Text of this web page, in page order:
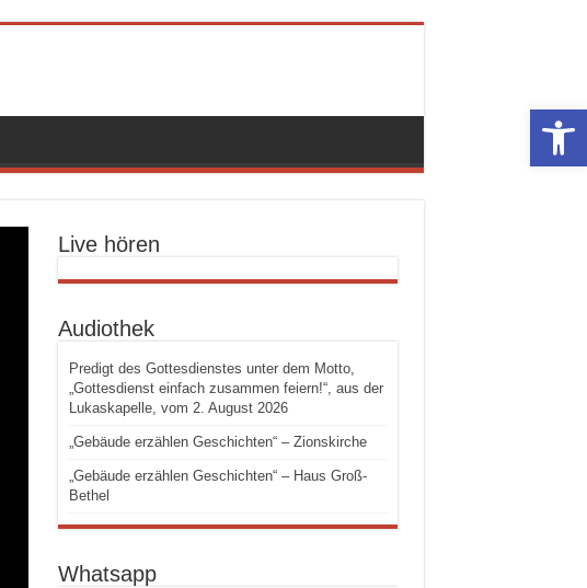
Live hören
Audiothek
Predigt des Gottesdienstes unter dem Motto,
„Gottesdienst einfach zusammen feiern!“, aus der
Lukaskapelle, vom 2. August 2026
„Gebäude erzählen Geschichten“ – Zionskirche
„Gebäude erzählen Geschichten“ – Haus Groß-
Bethel
Whatsapp